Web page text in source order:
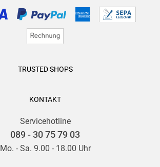
TRUSTED SHOPS
KONTAKT
Servicehotline
089 - 30 75 79 03
Mo. - Sa. 9.00 - 18.00 Uhr